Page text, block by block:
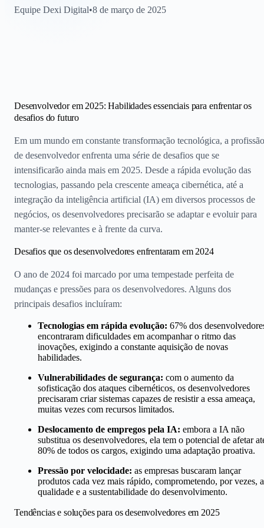
Equipe Dexi Digital•8 de março de 2025
Desenvolvedor em 2025: Habilidades essenciais para enfrentar os
desafios do futuro
Em um mundo em constante transformação tecnológica, a profissão
de desenvolvedor enfrenta uma série de desafios que se
intensificarão ainda mais em 2025. Desde a rápida evolução das
tecnologias, passando pela crescente ameaça cibernética, até a
integração da inteligência artificial (IA) em diversos processos de
negócios, os desenvolvedores precisarão se adaptar e evoluir para
manter-se relevantes e à frente da curva.
Desafios que os desenvolvedores enfrentaram em 2024
O ano de 2024 foi marcado por uma tempestade perfeita de
mudanças e pressões para os desenvolvedores. Alguns dos
principais desafios incluíram:
Tecnologias em rápida evolução: 67% dos
encontraram dificuldades em acompanhar o ritmo das
inovações, exigindo a constante aquisição de novas
habilidades.
Vulnerabilidades de segurança: com o aumento da
sofisticação dos ataques cibernéticos, os desenvolvedores
precisaram criar sistemas capazes de resistir a essa ameaça,
muitas vezes com recursos limitados.
Deslocamento de empregos pela IA: embora a IA não
substitua os desenvolvedores, ela tem o potencial de afetar
80% de todos os cargos, exigindo uma adaptação proativa.
Pressão por velocidade: as empresas buscaram lançar
produtos cada vez mais rápido, comprometendo, por vezes, a
qualidade e a sustentabilidade do desenvolvimento.
Tendências e soluções para os desenvolvedores em 2025